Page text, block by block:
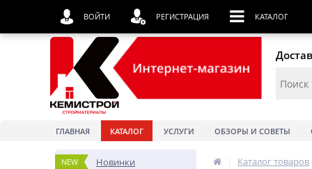
ГЛАВНАЯ КАТАЛОГ УСЛУГИ ОБЗОРЫ И СОВЕТЫ
NEW Новинки | Каталог товаров
ВОЙТИ РЕГИСТРАЦИЯ КАТАЛОГ